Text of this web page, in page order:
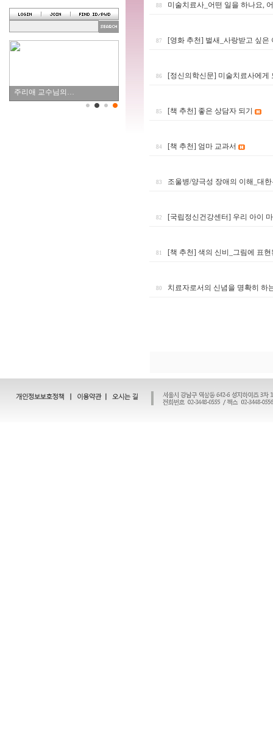
주리애 교수님의…
88 미술치료사_어떤 일을 하나요,
87 [영화 추천] 벌새_사랑받고 싶은
86 [정신의학신문] 미술치료사에
85 [책 추천] 좋은 상담자 되기
84 [책 추천] 엄마 교과서
83 조울병/양극성 장애의 이해_대
82 [국립정신건강센터] 우리 아이
81 [책 추천] 색의 신비_그림에 표
80 치료자로서의 신념을 명확히 하